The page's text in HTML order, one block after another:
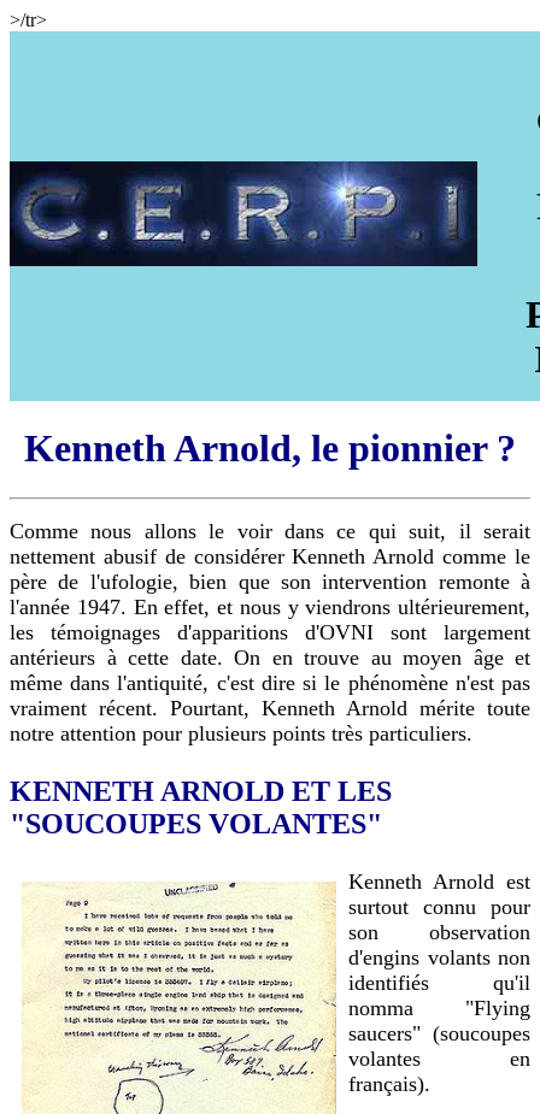
>/tr>
Kenneth Arnold, le pionnier ?
Comme nous allons le voir dans ce qui suit, il serait
nettement abusif de considérer Kenneth Arnold comme le
père de l'ufologie, bien que son intervention remonte à
l'année 1947. En effet, et nous y viendrons ultérieurement,
les témoignages d'apparitions d'OVNI sont largement
antérieurs à cette date. On en trouve au moyen âge et
même dans l'antiquité, c'est dire si le phénomène n'est pas
vraiment récent. Pourtant, Kenneth Arnold mérite toute
notre attention pour plusieurs points très particuliers.
KENNETH ARNOLD ET LES
"SOUCOUPES VOLANTES"
Kenneth Arnold est
surtout connu pour
son observation
d'engins volants non
identifiés qu'il
nomma "Flying
saucers" (soucoupes
volantes en
français).